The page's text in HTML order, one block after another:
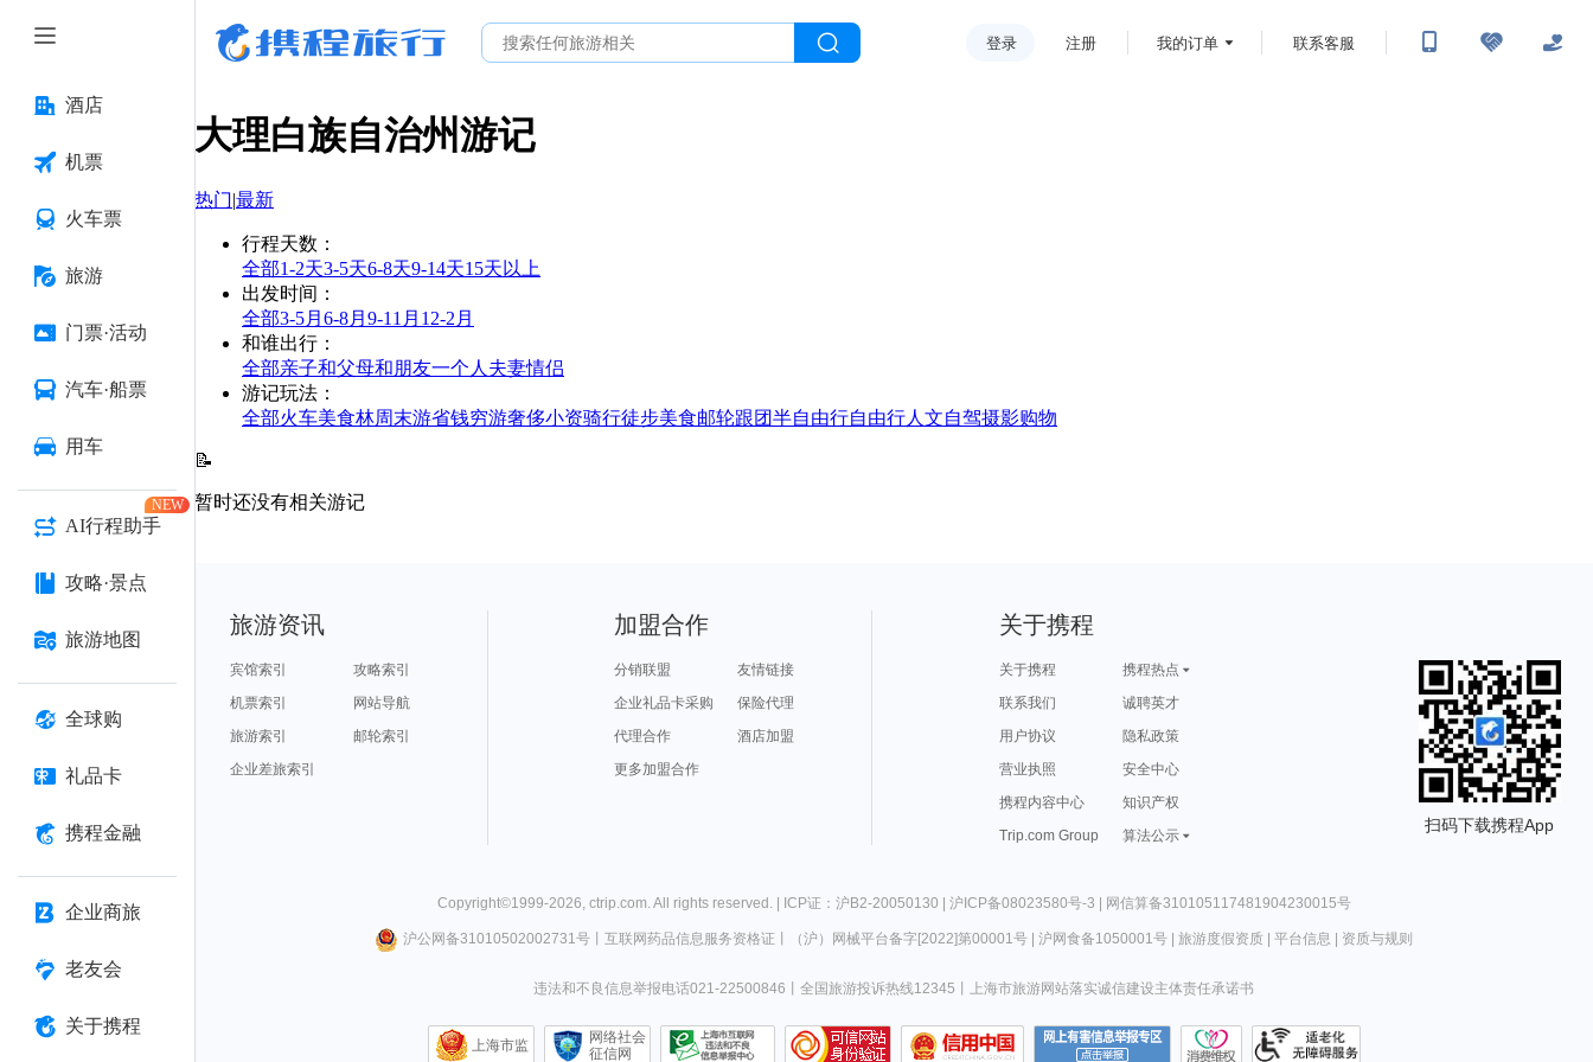
酒店
机票
火车票
旅游
门票·活动
汽车·船票
用车
AI行程助手
NEW
攻略·景点
旅游地图
全球购
礼品卡
携程金融
企业商旅
老友会
关于携程
登录 注册 我的订单 联系客服
大理白族自治州游记
热门|最新
行程天数 ：
全部1-2天3-5天6-8天9-14天15天以上
出发时间 ：
全部3-5月 6-8月 9-11月 12-2月
和谁出行 ：
全部亲子和父母和朋友一个人 夫妻情侣
游记玩法 ：
全部火车美食林周末游省钱穷游奢侈小资骑行徒步美食邮轮跟团半自由行自由行人文自驾摄影购物
📝
暂时还没有相关游记
旅游资讯
宾馆索引
攻略索引
机票索引
网站导航
旅游索引
邮轮索引
企业差旅索引
加盟合作
分销联盟
友情链接
企业礼品卡采购
保险代理
代理合作
酒店加盟
更多加盟合作
关于携程
关于携程
携程热点
联系我们
诚聘英才
用户协议
隐私政策
营业执照
安全中心
携程内容中心
知识产权
Trip.com Group
算法公示
扫码下载携程App
Copyright©1999-2026, ctrip.com. All rights reserved. | ICP证：沪B2-20050130 | 沪ICP备08023580号-3 | 网信算备310105117481904230015号
沪公网备31010502002731号丨 互联网药品信息服务资格证 （沪）网械平台备字[2022]第00001号| 沪网食备1050001号| 旅游度假资质| 平台信息 资质与规则
违法和不良信息举报电话021-22500846 全国旅游投诉热线12345 上海市旅游网站落实诚信建设主体责任承诺书
上海市监
网络社会
征信网